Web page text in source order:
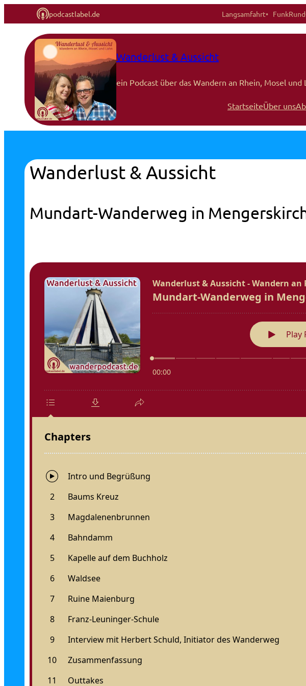
podcastlabel.de Langsamfahrt FunkRund
Wanderlust & Aussicht
ein Podcast über das Wandern an Rhein, Mosel und
StartseiteÜber uns
Wanderlust & Aussicht
Mundart-Wanderweg in